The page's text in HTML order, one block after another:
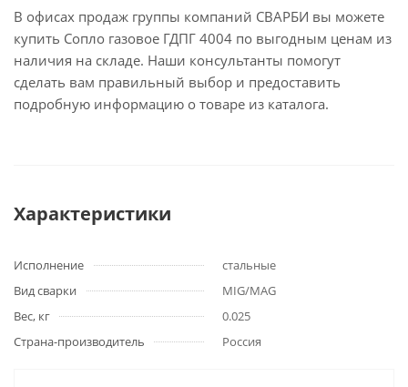
В офисах продаж группы компаний СВАРБИ вы можете
купить Сопло газовое ГДПГ 4004 по выгодным ценам из
наличия на складе. Наши консультанты помогут
сделать вам правильный выбор и предоставить
подробную информацию о товаре из каталога.
Характеристики
Исполнение
стальные
Вид сварки
MIG/MAG
Вес, кг
0.025
Страна-производитель
Россия